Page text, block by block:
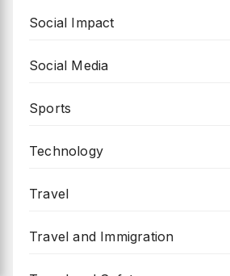
Social Impact
Social Media
Sports
Technology
Travel
Travel and Immigration